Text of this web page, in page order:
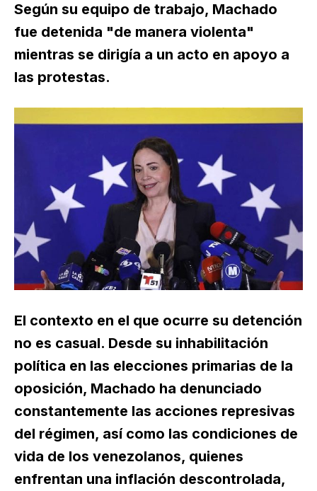
Según su equipo de trabajo, Machado
fue detenida "de manera violenta"
mientras se dirigía a un acto en apoyo a
las protestas.
El contexto en el que ocurre su detención
no es casual. Desde su inhabilitación
política en las elecciones primarias de la
oposición, Machado ha denunciado
constantemente las acciones represivas
del régimen, así como las condiciones de
vida de los venezolanos, quienes
enfrentan una inflación descontrolada,